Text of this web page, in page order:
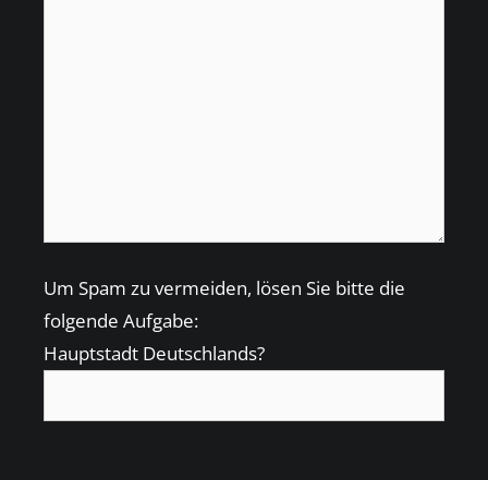
Um Spam zu vermeiden, lösen Sie bitte die
folgende Aufgabe:
Hauptstadt Deutschlands?